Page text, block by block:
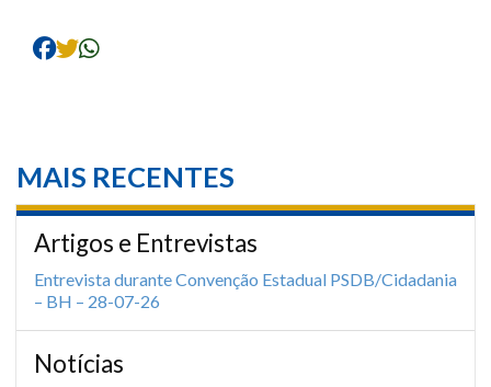
MAIS RECENTES
Artigos e Entrevistas
Entrevista durante Convenção Estadual PSDB/Cidadania
– BH – 28-07-26
Notícias